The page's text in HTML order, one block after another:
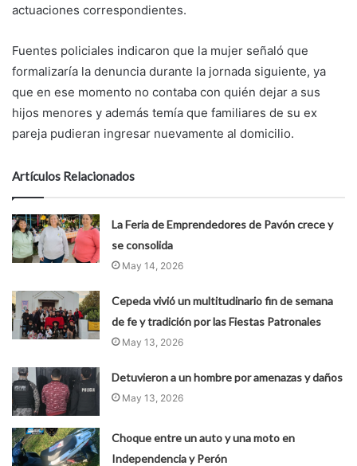
actuaciones correspondientes.
Fuentes policiales indicaron que la mujer señaló que
formalizaría la denuncia durante la jornada siguiente, ya
que en ese momento no contaba con quién dejar a sus
hijos menores y además temía que familiares de su ex
pareja pudieran ingresar nuevamente al domicilio.
Artículos Relacionados
La Feria de Emprendedores de Pavón crece y
se consolida
May 14, 2026
Cepeda vivió un multitudinario fin de semana
de fe y tradición por las Fiestas Patronales
May 13, 2026
Detuvieron a un hombre por amenazas y daños
May 13, 2026
Choque entre un auto y una moto en
Independencia y Perón